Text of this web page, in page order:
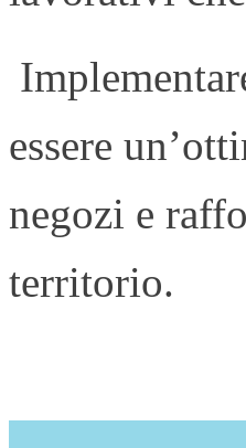
essere
negozi e
territorio.